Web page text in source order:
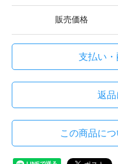
販売価格
支払い
返品
この商品に